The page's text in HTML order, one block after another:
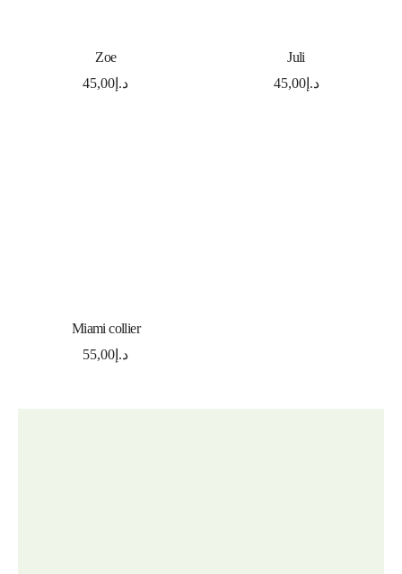
ADD TO CART
Zoe
د.إ 45,00
ADD TO CART
Juli
د.إ45,00
ADD TO CART
Miami collier
د.إ 55,00